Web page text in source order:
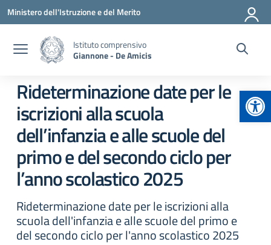
Vai ai contenuti
Vai al menu di navigazione
Vai al footer
Ministero dell'Istruzione e del Merito
Istituto comprensivo
Giannone - De Amicis
Rideterminazione date per le
iscrizioni alla scuola
dell’infanzia e alle scuole del
primo e del secondo ciclo per
l’anno scolastico 2025
Rideterminazione date per le iscrizioni alla
scuola dell'infanzia e alle scuole del primo e
del secondo ciclo per l'anno scolastico 2025